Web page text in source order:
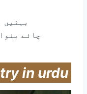
بہنیں
چائے
in urdu